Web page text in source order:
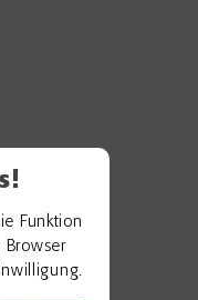
Funktion
Browser